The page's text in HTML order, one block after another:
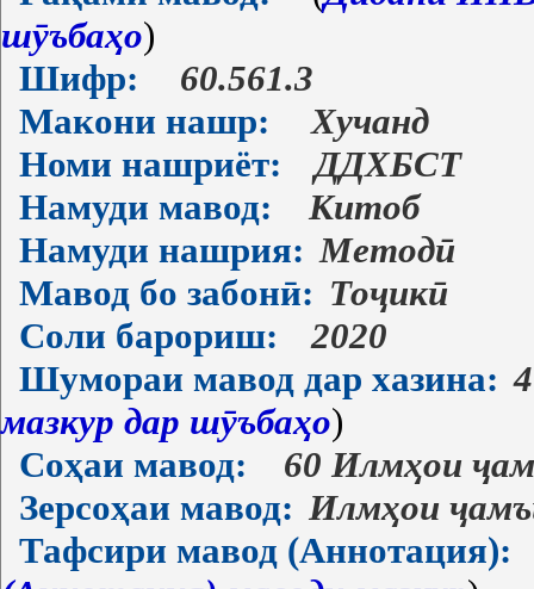
шӯъбаҳо)
Шифр:
60.561.3
Макони нашр:
Хучанд
Номи нашриёт:
ДДХБСТ
Намуди мавод:
Китоб
Намуди нашрия: Методӣ
Мавод бо забонӣ: Тоҷикӣ
Соли барориш:
2020
Шумораи мавод дар хазина:
мазкур дар шӯъбаҳо)
Соҳаи мавод:
60 Илмҳои
Зерсоҳаи мавод: Илмҳои
Тафсири мавод (Аннотация):